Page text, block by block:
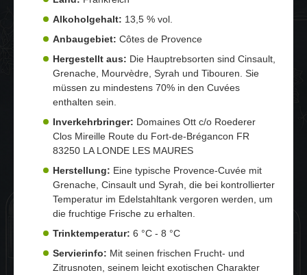
Alkoholgehalt: 13,5 % vol.
Anbaugebiet: Côtes de Provence
Hergestellt aus: Die Hauptrebsorten sind Cinsault,
Grenache, Mourvèdre, Syrah und Tibouren. Sie
müssen zu mindestens 70% in den Cuvées
enthalten sein.
Inverkehrbringer: Domaines Ott c/o Roederer
Clos Mireille Route du Fort-de-Brégancon FR
83250 LA LONDE LES MAURES
Herstellung: Eine typische Provence-Cuvée mit
Grenache, Cinsault und Syrah, die bei kontrollierter
Temperatur im Edelstahltank vergoren werden, um
die fruchtige Frische zu erhalten.
Trinktemperatur: 6 °C - 8 °C
Servierinfo: Mit seinen frischen Frucht- und
Zitrusnoten, seinem leicht exotischen Charakter